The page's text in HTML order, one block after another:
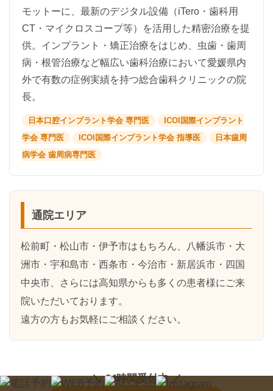
モットーに、最新のデジタル設備（iTero・歯科用
CT・マイクロスコープ等）を活用した精密治療を提
供。インプラント・矯正治療をはじめ、虫歯・歯周
病・根管治療など幅広い歯科治療において愛媛県内
外で有数の症例実績を持つ総合歯科クリニックの院
長。
日本口腔インプラント学会 専門医
ICOI国際インプラント
学会 専門医
ICOI国際インプラント学会 指導医
日本歯周
病学会 歯周病専門医
通院エリア
松前町・松山市・伊予市はもちろん、
八幡浜市・大
洲市・宇和島市・西条市・今治市・新居浜市・四国
中央市、さらには高知県からも多くの患者様にご来
院いただいております。
遠方の方もお気軽にご相談ください。
＼ 24時間受付中 ／